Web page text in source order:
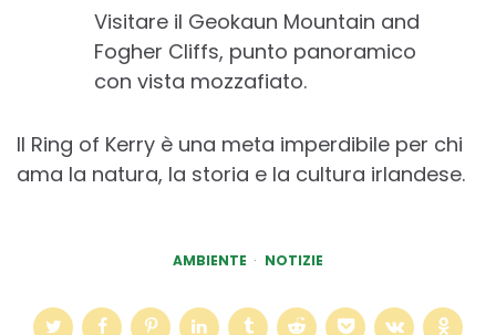
Visitare il Geokaun Mountain and
Fogher Cliffs, punto panoramico
con vista mozzafiato.
Il Ring of Kerry è una meta imperdibile per chi
ama la natura, la storia e la cultura irlandese.
AMBIENTE NOTIZIE